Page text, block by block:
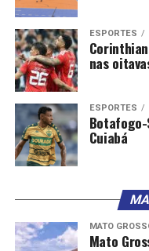
ESPORTES
nas
ESPORTES
Cuiabá
MATO
Mato